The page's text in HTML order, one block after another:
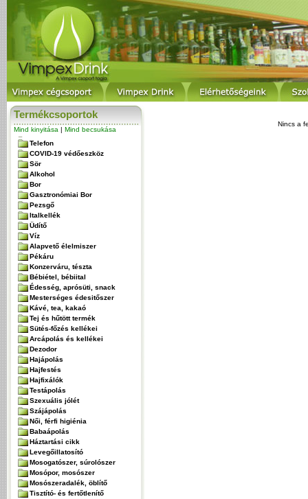
Termékcsoportok
Mind kinyitása | Mind becsukása
Telefon
COVID-19 védőeszköz
Sör
Alkohol
Bor
Gasztronómiai Bor
Pezsgő
Italkellék
Üdítő
Víz
Alapvető élelmiszer
Pékáru
Konzerváru, tészta
Bébiétel, bébiital
Édesség, aprósüti, snack
Mesterséges édesitőszer
Kávé, tea, kakaó
Tej és hűtött termék
Sütés-főzés kellékei
Arcápolás és kellékei
Dezodor
Hajápolás
Hajfestés
Hajfixálók
Testápolás
Szexuális jólét
Szájápolás
Női, férfi higiénia
Babaápolás
Háztartási cikk
Levegőillatosító
Mosogatószer, súrolószer
Mosópor, mosószer
Mosószeradalék, öblítő
Tisztító- és fertőtlenítő
Nincs a